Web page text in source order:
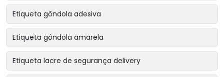
Etiqueta gôndola adesiva
Etiqueta gôndola amarela
Etiqueta lacre de segurança delivery